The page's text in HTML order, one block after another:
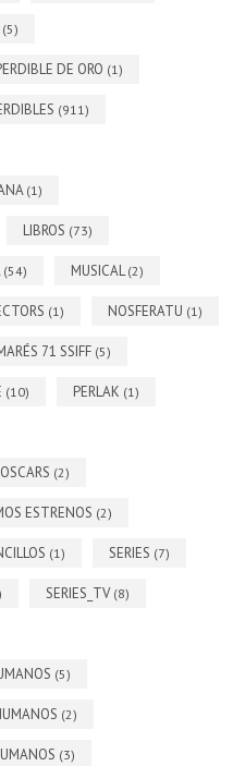
(5)
DE ORO (1)
(911)
(1)
LIBROS (73)
(54) MUSICAL(2)
(1) NOSFERATU (1)
71 SSIFF (5)
(10) PERLAK (1)
(2)
ESTRENOS (2)
(1) SERIES (7)
SERIES_TV (8)
(5)
(2)
(3)